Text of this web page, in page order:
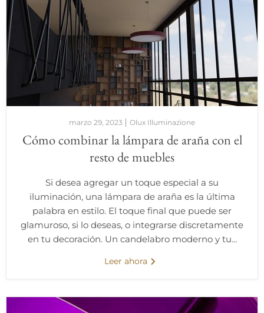
marzo 29, 2023 Olux Illuminazione
Cómo combinar la lámpara de araña con el
resto de muebles
Si desea agregar un toque especial a su
iluminación, una lámpara de araña es la última
palabra en estilo. El toque final que puede ser
glamuroso, si lo deseas, o integrarse discretamente
en tu decoración. Un candelabro moderno y tu...
Leer ahora